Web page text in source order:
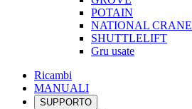
POTAIN
NATIONAL CRANE
SHUTTLELIFT
Gru usate
Ricambi
MANUALI
SUPPORTO